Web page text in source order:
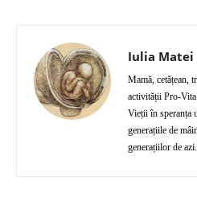
Iulia Matei
Mamă, cetățean,
activității Pro-
Vieții în speranța
generațiile de
generațiilor de azi.